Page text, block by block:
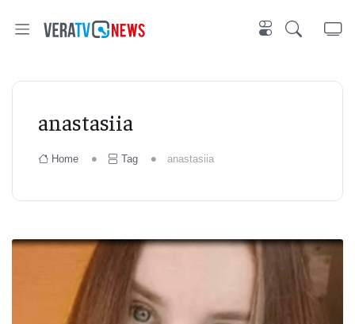
anastasiia
Home Tag anastasiia